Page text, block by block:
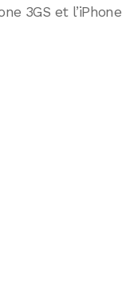
3GS et l’iPhone